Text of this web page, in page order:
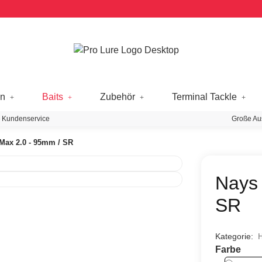
Baits Zubehör Terminal Tackle
Kundenservice Große
2.0 - 95mm / SR
SR
Kategorie:
Farbe